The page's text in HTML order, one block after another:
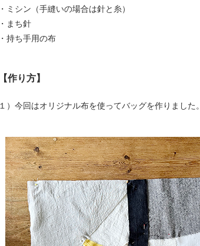
・ミシン（手縫いの場合は針と糸）
・まち針
・持ち手用の布
【作り方】
１）今回はオリジナル布を使ってバッグを作りました。